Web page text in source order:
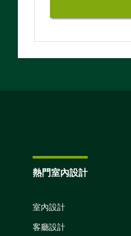
熱門室內設計
室內設計
客廳設計